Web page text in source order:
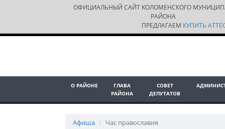
ОФИЦИАЛЬНЫЙ САЙТ КОЛОМЕНСКОГО
РАЙОНА
ПРЕДЛАГАЕМ КУПИТЬ
О РАЙОНЕ
ГЛАВА
РАЙОНА
СОВЕТ
ДЕПУТАТОВ
Афиша Час православия